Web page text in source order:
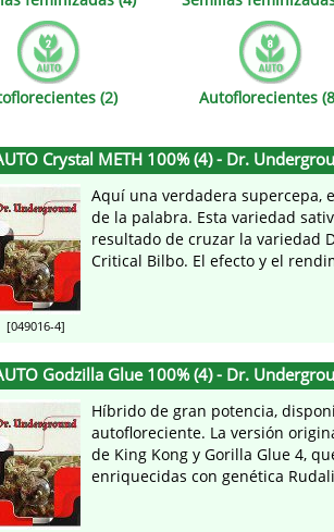
Mandala
Ministry of Cannabis
Paradise Seeds
Philosopher Seeds
Seedy
Söllner
Strain
Sumo
(2) Autoflorecientes
Crystal METH 100% (4) - Dr.
[049016-4]
Aquí una verdadera supercepa,
de la palabra. Esta variedad
resultado de cruzar la variedad
Critical Bilbo. El efecto y el
Godzilla Glue 100% (4) - Dr.
Híbrido de gran potencia,
autofloreciente. La versión
de King Kong y Gorilla Glue 4,
enriquecidas con genética